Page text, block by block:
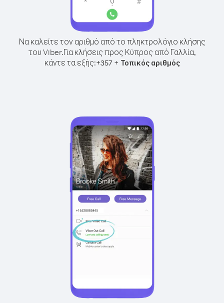
Να καλείτε τον αριθμό από το πληκτρολόγιο κλήσης
του Viber.Για κλήσεις προς Κύπρος από Γαλλία,
κάντε τα εξής:+357+ Τοπικός αριθμός